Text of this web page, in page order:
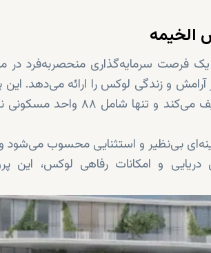
‌الخیمه
فرصت سرمایه‌گذاری منحصربه‌فرد در
آرامش و زندگی لوکس را ارائه می‌دهد.
مفهوم زندگی در کنار دریا در
بی‌نظیر و استثنایی محسوب می‌شود
دریایی و امکانات رفاهی لوکس، این